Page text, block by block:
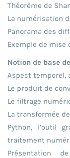
Théorème de
La numérisation
Panorama des
Exemple de
Notion de base
Aspect temporel,
Le produit de
Le filtrage
La transformée
Python, l’outil
traitement
Présentation